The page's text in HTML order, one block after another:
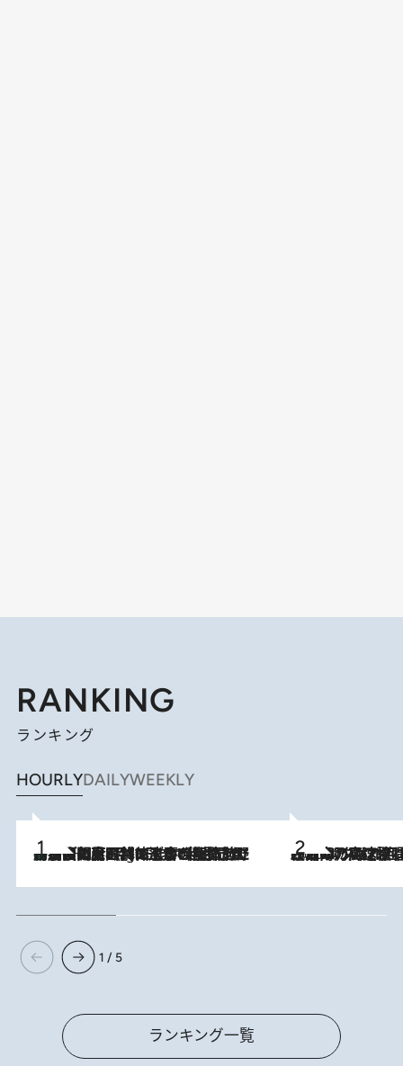
RANKING
ランキング
HOURLYDAILYWEEKLY
11 Hours Ago
「最後に見られてよかった」上野動物園の東園パンダ舎が解体前に特別公開。8月16日まで延長されたパネル展と共に辿る“半世紀”のパンダ飼育《解体工事の図面あり》 2026.8.7
「湘南乃風に憧れて」観客大盛上がりの“タオル回し”に、ラッパー顔負けの高速歌唱まで…さだまさし（74）のアグレッシブすぎる現在地
1 / 5
ランキング一覧